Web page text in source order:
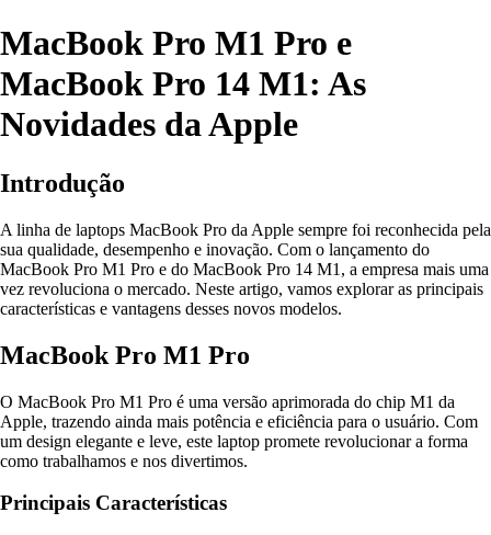
MacBook Pro M1 Pro e
MacBook Pro 14 M1: As
Novidades da Apple
Introdução
A linha de laptops MacBook Pro da Apple sempre foi reconhecida pela
sua qualidade, desempenho e inovação. Com o lançamento do
MacBook Pro M1 Pro e do MacBook Pro 14 M1, a empresa mais uma
vez revoluciona o mercado. Neste artigo, vamos explorar as principais
características e vantagens desses novos modelos.
MacBook Pro M1 Pro
O MacBook Pro M1 Pro é uma versão aprimorada do chip M1 da
Apple, trazendo ainda mais potência e eficiência para o usuário. Com
um design elegante e leve, este laptop promete revolucionar a forma
como trabalhamos e nos divertimos.
Principais Características